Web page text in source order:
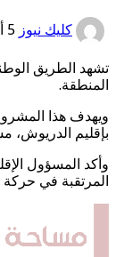
كليك نيوز 5 أغسطس، 2025
المنطقة.
ويهدف هذا
بإقليم
وأكد المسؤول
المرتقبة في